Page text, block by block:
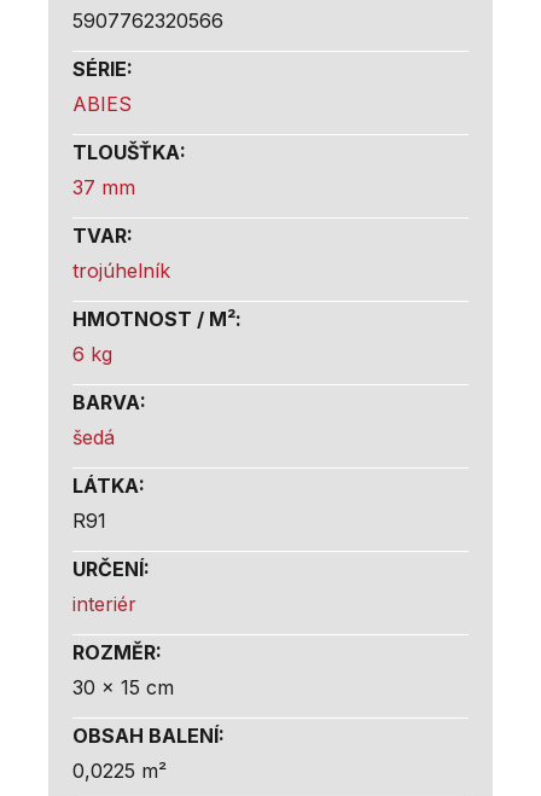
5907762320566
SÉRIE:
ABIES
TLOUŠŤKA:
37 mm
TVAR:
trojúhelník
HMOTNOST / M²:
6 kg
BARVA:
šedá
LÁTKA:
R91
URČENÍ:
interiér
ROZMĚR:
30 x 15 cm
OBSAH BALENÍ:
0,0225 m²